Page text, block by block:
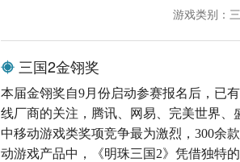
游戏类别：
三国2金翎奖
本届金翎奖自9月份启动参赛报名后，已
线厂商的关注，腾讯、网易、完美世界
中移动游戏类奖项竞争最为激烈，300余
动游戏产品中，《明珠三国2》凭借独特